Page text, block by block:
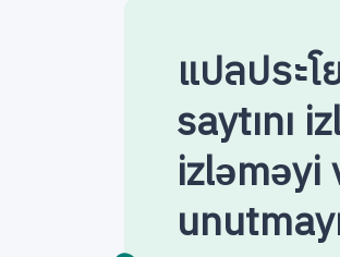
แปลประ
saytını
izləməyi